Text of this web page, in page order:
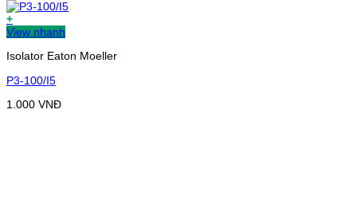
+
View nhanh
Isolator Eaton Moeller
P3-100/I5
1.000 VNĐ